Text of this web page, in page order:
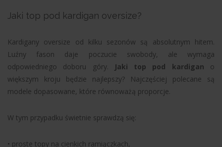
Jaki top pod kardigan oversize?
Kardigany oversize od kilku sezonów są absolutnym hitem.
Luźny fason daje poczucie swobody, ale wymaga
odpowiedniego doboru góry.
Jaki top pod kardigan o
większym kroju będzie najlepszy? Najczęściej polecane są
modele dopasowane, które równoważą proporcje.
W tym przypadku świetnie sprawdzą się:
• proste topy na cienkich ramiączkach,